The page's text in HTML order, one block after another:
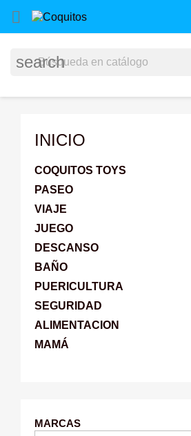

search
INICIO
COQUITOS TOYS
PASEO
VIAJE
JUEGO
DESCANSO
BAÑO
PUERICULTURA
SEGURIDAD
ALIMENTACION
MAMÁ
MARCAS